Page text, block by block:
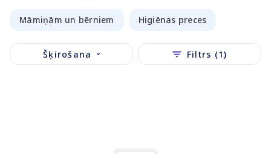
Māmiņām un bērniem Higiēnas preces
Šķirošana Filtrs (1)